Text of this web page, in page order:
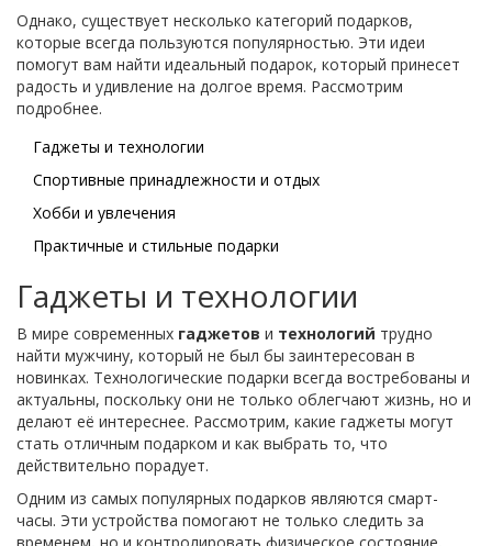
Однако, существует несколько категорий подарков,
которые всегда пользуются популярностью. Эти идеи
помогут вам найти идеальный подарок, который принесет
радость и удивление на долгое время. Рассмотрим
подробнее.
Гаджеты и технологии
Спортивные принадлежности и отдых
Хобби и увлечения
Практичные и стильные подарки
Гаджеты и технологии
В мире современных гаджетов и технологий трудно
найти мужчину, который не был бы заинтересован в
новинках. Технологические подарки всегда востребованы и
актуальны, поскольку они не только облегчают жизнь, но и
делают её интереснее. Рассмотрим, какие гаджеты могут
стать отличным подарком и как выбрать то, что
действительно порадует.
Одним из самых популярных подарков являются смарт-
часы. Эти устройства помогают не только следить за